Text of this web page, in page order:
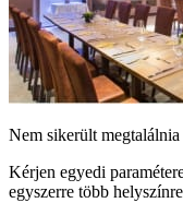
Nem sikerült
Kérjen egyedi
egyszerre több